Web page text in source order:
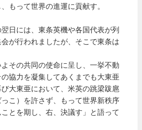
もって世界の進運に貢献す。
日には、東条英機や各国代表が列
が行われましたが、そこで東条は
よその共同の使命に呈し、一挙不動
協力を凝集してあくまでも大東亜
大東亜において、米英の跳梁跋扈
っこ）を許さず、もって世界新秩序
とを期し、右、決議す」と語って